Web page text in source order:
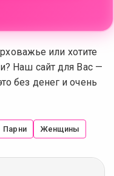
или хотите
Наш сайт для Вас —
без денег и очень
Парни Женщины